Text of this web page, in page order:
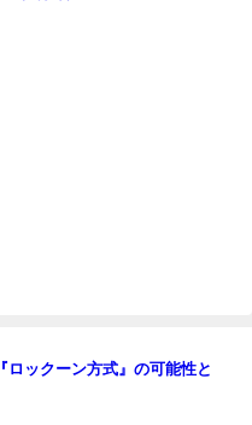
ックーン方式』の可能性と